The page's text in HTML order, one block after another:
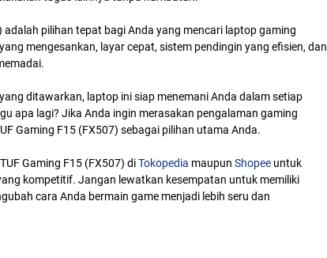
adalah pilihan tepat bagi Anda yang mencari laptop gaming
mengesankan, layar cepat, sistem pendingin yang efisien, dan
ditawarkan, laptop ini siap menemani Anda dalam setiap
apa lagi? Jika Anda ingin merasakan pengalaman gaming
Gaming F15 (FX507) sebagai pilihan utama Anda.
Gaming F15 (FX507) diTokopedia maupun Shopee untuk
kompetitif. Jangan lewatkan kesempatan untuk memiliki
cara Anda bermain game menjadi lebih seru dan